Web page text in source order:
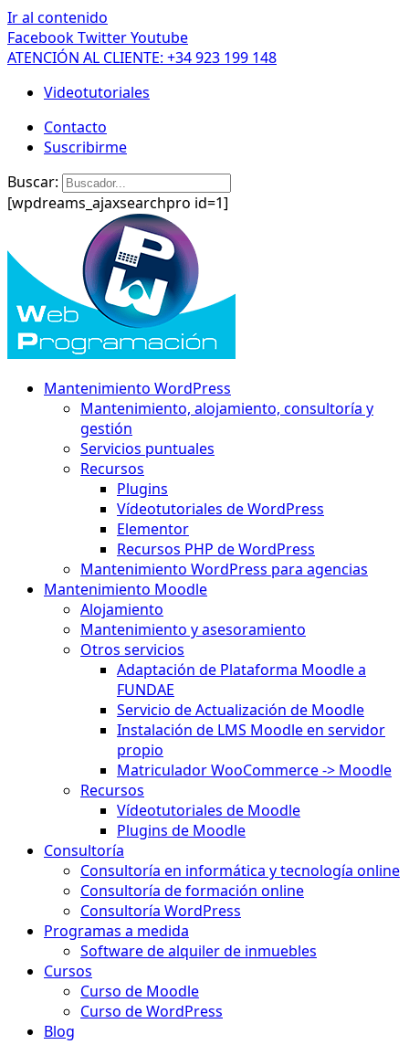
Ir al contenido
FacebookTwitterYoutube
ATENCIÓN AL CLIENTE: +34 923 199 148
Videotutoriales
Contacto
Suscribirme
Buscar:
[wpdreams_ajaxsearchpro id=1]
Mantenimiento WordPress
Mantenimiento, alojamiento, consultoría y
gestión
Servicios puntuales
Recursos
Plugins
Vídeotutoriales de WordPress
Elementor
Recursos PHP de WordPress
Mantenimiento WordPress para agencias
Mantenimiento Moodle
Alojamiento
Mantenimiento y asesoramiento
Otros servicios
Adaptación de Plataforma Moodle a
FUNDAE
Servicio de Actualización de Moodle
Instalación de LMS Moodle en servidor
propio
Matriculador WooCommerce -> Moodle
Recursos
Vídeotutoriales de Moodle
Plugins de Moodle
Consultoría
Consultoría en informática y tecnología online
Consultoría de formación online
Consultoría WordPress
Programas a medida
Software de alquiler de inmuebles
Cursos
Curso de Moodle
Curso de WordPress
Blog